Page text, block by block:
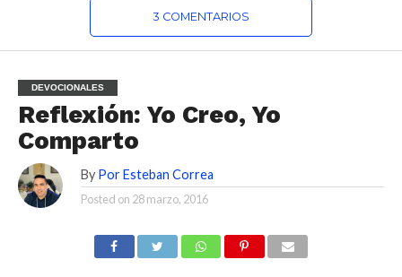
3 COMENTARIOS
DEVOCIONALES
Reflexión: Yo Creo, Yo
Comparto
By Por Esteban Correa
Posted on 28 marzo, 2016